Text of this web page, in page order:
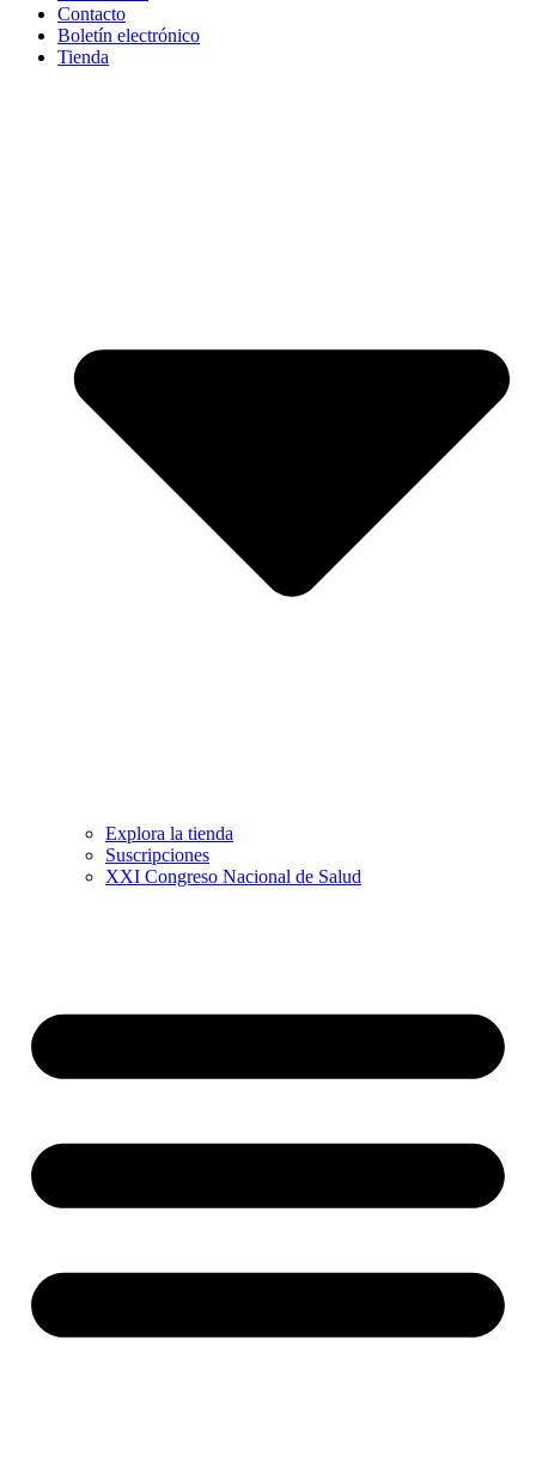
Contacto
Boletín electrónico
Tienda
Explora la tienda
Suscripciones
XXI Congreso Nacional de Salud